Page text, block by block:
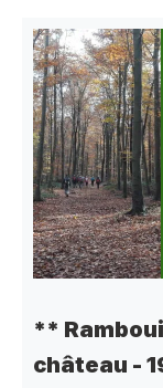
**
château -